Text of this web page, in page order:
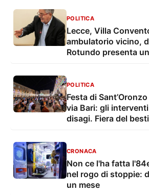
POLITICA
Lecce, Villa
ambulatorio vicino,
Rotundo presenta
POLITICA
Festa di
via Bari: gli
disagi. Fiera del
CRONACA
Non ce l'ha fatta
nel rogo di stoppie:
un mese